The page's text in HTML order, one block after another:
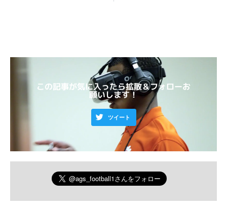
この記事が気に入ったら拡散＆フォローお
願いします！
ツイート